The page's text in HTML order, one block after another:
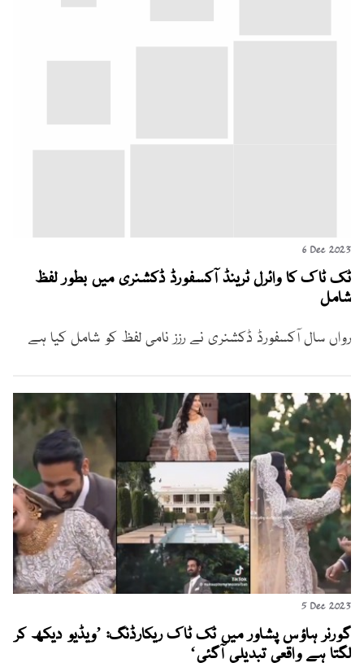
6 Dec 2023
ٹک ٹاک کا وائرل ٹرینڈ آکسفورڈ ڈکشنری میں بطور لفظ
شامل
رواں سال آکسفورڈ ڈکشنری نے رزز نامی لفظ کو شامل کیا ہے
5 Dec 2023
گورنر ہاؤس پشاور میں ٹک ٹاک ریکارڈنگ: ’ویڈیو دیکھ کر
لگتا ہے واقعی تبدیلی آگئی‘